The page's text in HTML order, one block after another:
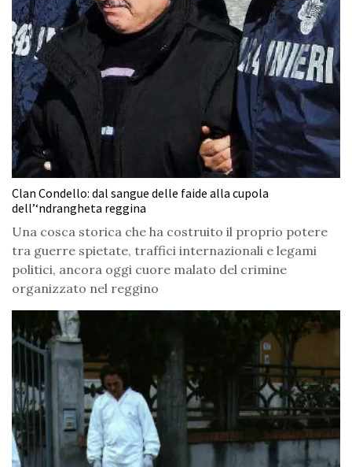
Clan Condello: dal sangue delle faide alla cupola
dell’‘ndrangheta reggina
Una cosca storica che ha costruito il proprio potere
tra guerre spietate, traffici internazionali e legami
politici, ancora oggi cuore malato del crimine
organizzato nel reggino